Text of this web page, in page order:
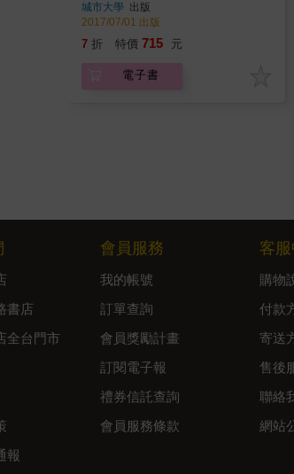
城市大學 出版
2017/07/01 出版
7 折 特價 715 元
電子書
書店
全台門市
報
會員服務
我的帳號
訂單查詢
會員獎勵計畫
訂閱電子報
禮券信託查詢
會員服務條款
客
購物
付款
寄送
售後
聯絡
網站